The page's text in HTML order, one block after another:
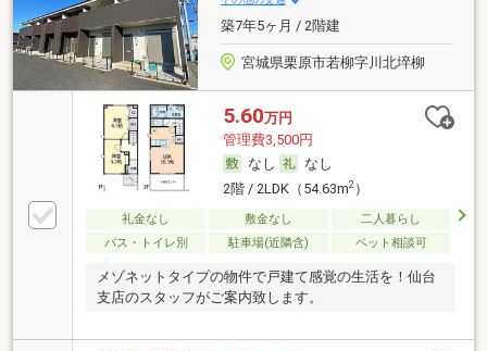
築7年5ヶ月 / 2階建
宮城県栗原市若柳字川北埣柳
5.60万円
管理費3,500円
なし
なし
2階 / 2LDK（54.63m2）
礼金なし 敷金なし
二人暮らし
バス・トイレ別
駐車場(近隣含) ペット相談可
メゾネットタイプの物件で戸建て感覚の生活を！仙台
支店のスタッフがご案内致します。